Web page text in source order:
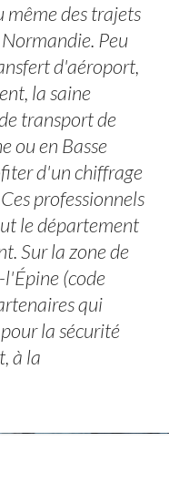
même des trajets
Peu
d'aéroport,
la saine
transport de
ou en Basse
d'un chiffrage
professionnels
le département
Sur la zone de
(code
qui
la sécurité
à la